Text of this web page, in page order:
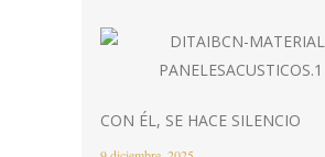
CON ÉL, SE HACE SILENCIO